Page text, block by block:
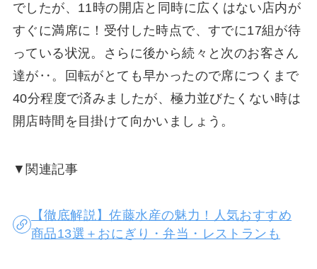
でしたが、11時の開店と同時に広くはない店内が
すぐに満席に！受付した時点で、すでに17組が待
っている状況。さらに後から続々と次のお客さん
達が‥。回転がとても早かったので席につくまで
40分程度で済みましたが、極力並びたくない時は
開店時間を目掛けて向かいましょう。
▼関連記事
【徹底解説】佐藤水産の魅力！人気おすすめ
商品13選＋おにぎり・弁当・レストランも